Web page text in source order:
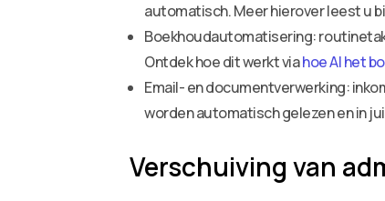
automatisch. Meer hierover leest u
Boekhoudautomatisering:
Ontdek hoe dit werkt viahoe AI het
Email- en documentverwerking:
worden automatisch gelezen en in
Verschuiving van